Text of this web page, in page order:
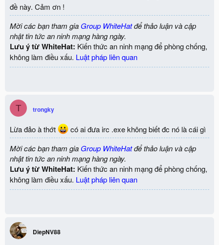
đề này. Cảm ơn !
Mời các bạn tham gia Group WhiteHatđể thảo luận và cập
nhật tin tức an ninh mạng hàng ngày.
Lưu ý từ WhiteHat: Kiến thức an ninh mạng để phòng chống,
không làm điều xấu. Luật pháp liên quan
T trongky
Lừa đảo à thớt
có ai đưa irc .exe không biết đc nó là cái gì
Mời các bạn tham gia Group WhiteHatđể thảo luận và cập
nhật tin tức an ninh mạng hàng ngày.
Lưu ý từ WhiteHat: Kiến thức an ninh mạng để phòng chống,
không làm điều xấu. Luật pháp liên quan
DiepNV88